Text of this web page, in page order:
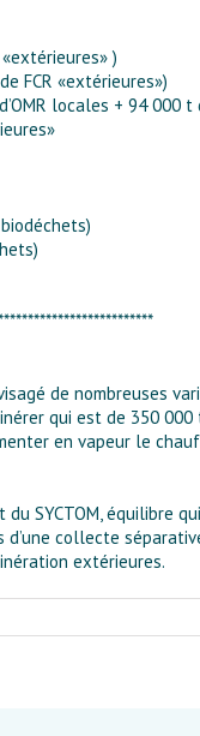
)
FCR «extérieures»)
locales + 94 000 t
de nombreuses
qui est de 350
en vapeur le
SYCTOM, équilibre
collecte
extérieures.